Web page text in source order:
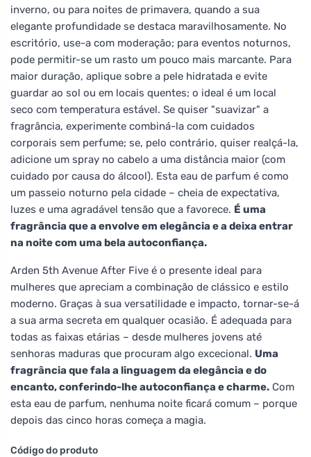
inverno, ou para noites de primavera, quando a sua
elegante profundidade se destaca maravilhosamente. No
escritório, use-a com moderação; para eventos noturnos,
pode permitir-se um rasto um pouco mais marcante. Para
maior duração, aplique sobre a pele hidratada e evite
guardar ao sol ou em locais quentes; o ideal é um local
seco com temperatura estável. Se quiser "suavizar" a
fragrância, experimente combiná-la com cuidados
corporais sem perfume; se, pelo contrário, quiser realçá-la,
adicione um spray no cabelo a uma distância maior (com
cuidado por causa do álcool). Esta eau de parfum é como
um passeio noturno pela cidade – cheia de expectativa,
luzes e uma agradável tensão que a favorece. É uma
fragrância que a envolve em elegância e a deixa entrar
na noite com uma bela autoconfiança.
Arden 5th Avenue After Five é o presente ideal para
mulheres que apreciam a combinação de clássico e estilo
moderno. Graças à sua versatilidade e impacto, tornar-se-á
a sua arma secreta em qualquer ocasião. É adequada para
todas as faixas etárias – desde mulheres jovens até
senhoras maduras que procuram algo excecional. Uma
fragrância que fala a linguagem da elegância e do
encanto, conferindo-lhe autoconfiança e charme. Com
esta eau de parfum, nenhuma noite ficará comum – porque
depois das cinco horas começa a magia.
Código do produto